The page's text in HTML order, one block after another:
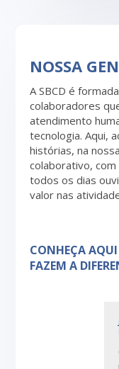
NOSSA
A SBCD é
colaboradores
atendimento
tecnologia. Aqui,
histórias, na
colaborativo,
todos os dias
valor nas
CONHEÇA
FAZEM A